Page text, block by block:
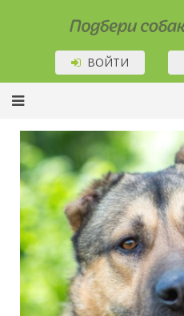
Подбери собаку!
ВОЙТИ